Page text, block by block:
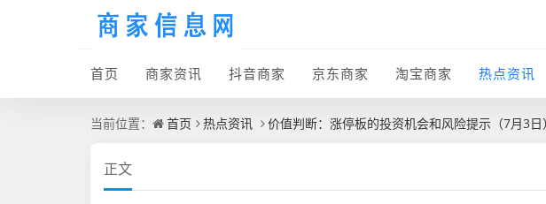
首页 商家资讯 抖音商家 京东商家 淘宝商家 热点资讯
当前位置： 首页 热点资讯 价值判断：涨停板的投资机会和风险提示（7月3
正文